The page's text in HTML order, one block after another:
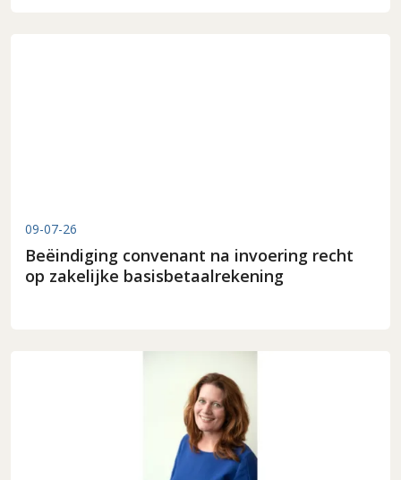
09-07-26
Beëindiging convenant na invoering recht
op zakelijke basisbetaalrekening